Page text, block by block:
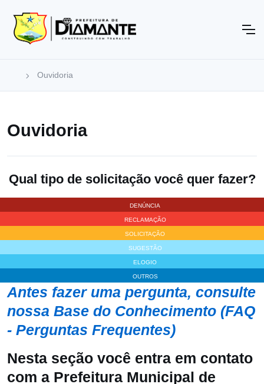
Ouvidoria
Ouvidoria
Qual tipo de solicitação você quer fazer?
DENÚNCIA
RECLAMAÇÃO
SOLICITAÇÃO
SUGESTÃO
ELOGIO
OUTROS
Antes fazer uma pergunta, consulte
nossa Base do Conhecimento (FAQ
- Perguntas Frequentes)
Nesta seção você entra em contato
com a Prefeitura Municipal de